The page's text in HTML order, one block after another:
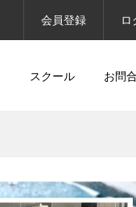
会員登録 ロ
スクール お問